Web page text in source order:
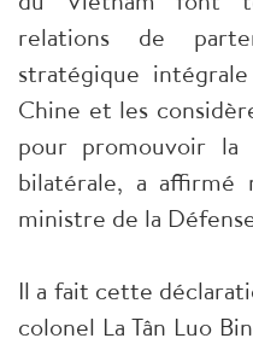
relations de
stratégique
Chine et les
pour promouvoir la
bilatérale, a
ministre de la
Il a fait cette
colonel La Tân Luo